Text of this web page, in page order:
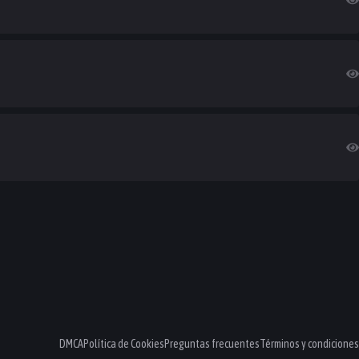
DMCAPolítica de CookiesPreguntas frecuentesTérminos y condiciones